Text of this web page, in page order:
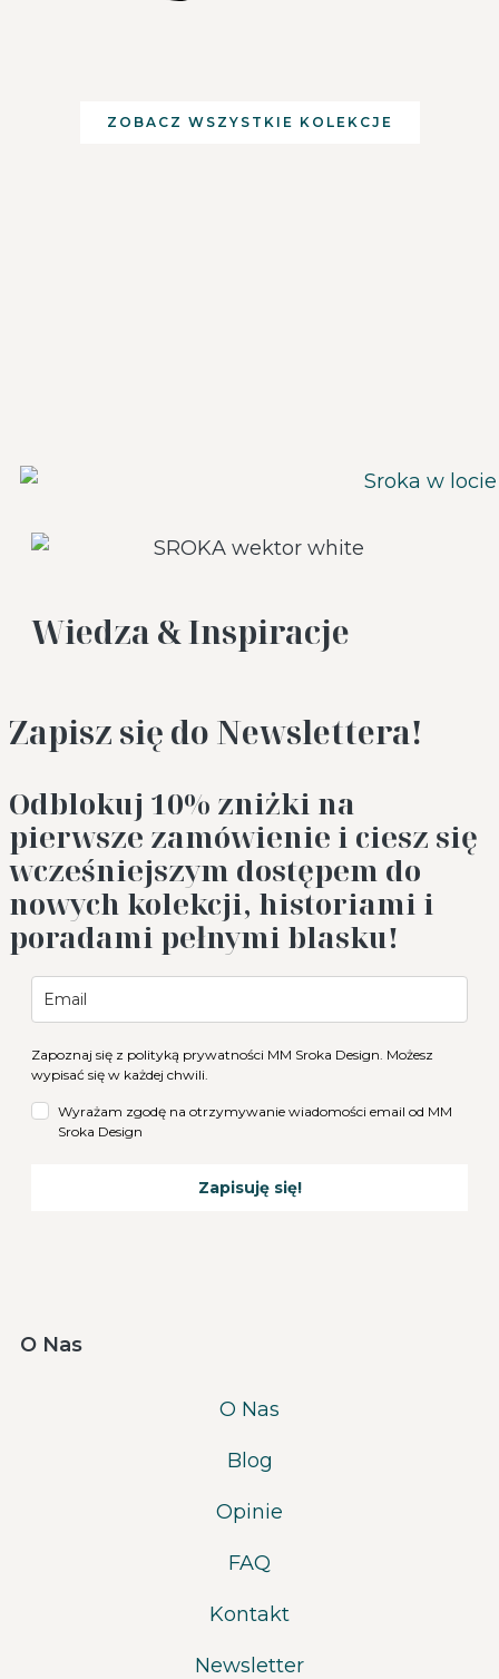
ZOBACZ WSZYSTKIE KOLEKCJE
Wiedza & Inspiracje
Zapisz się do Newslettera!
Odblokuj 10% zniżki na
pierwsze zamówienie i ciesz się
wcześniejszym dostępem do
nowych kolekcji, historiami i
poradami pełnymi blasku!
Zapoznaj się z polityką prywatności MM Sroka Design. Możesz
wypisać się w każdej chwili.
Wyrażam zgodę na otrzymywanie wiadomości email od MM
Sroka Design
Zapisuję się!
O Nas
O Nas
Blog
Opinie
FAQ
Kontakt
Newsletter